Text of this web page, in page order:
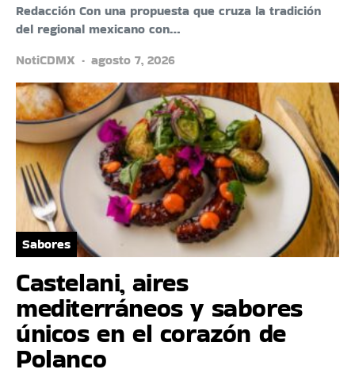
Redacción Con una propuesta que cruza la tradición
del regional mexicano con…
NotiCDMX
agosto 7, 2026
Sabores
Castelani, aires
mediterráneos y sabores
únicos en el corazón de
Polanco